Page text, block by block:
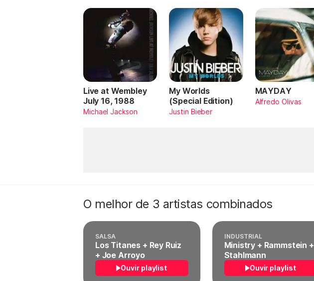
Live at Wembley
July 16, 1988
Michael Jackson
My Worlds
(Special Edition)
Justin Bieber
MAYDAY
Alfredo Olivas
O melhor de 3 artistas combinados
SALSA
Los Titanes + Rey Ruiz
+ Joe Arroyo
Ouvir playlist
INDUSTRIAL
Ministry + Rammstein +
Stahlmann
Ouvir playlist